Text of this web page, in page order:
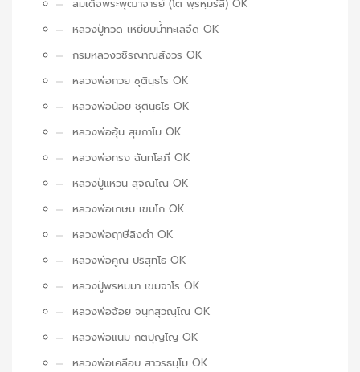
สมเด็จพระพุฒาจารย์ (โต พฺรหฺมรํสี) OK
หลวงปู่ทวด เหยียบน้ำทะเลจืด OK
กรมหลวงวชิรญาณสังวร OK
หลวงพ่อกวย ชุตินฺธโร OK
หลวงพ่อน้อย ชุตินฺธโร OK
หลวงพ่ออุ้น สุขกาโม OK
หลวงพ่อทรง ฉันทโสภี OK
หลวงปู่แหวน สุจิณฺโณ OK
หลวงพ่อเกษม เขมโก OK
หลวงพ่อฤาษีลิงดำ OK
หลวงพ่อคูณ ปริสุทฺโธ OK
หลวงปู่พรหมมา เขมจาโร OK
หลวงพ่อจ้อย จนฺทสุวณฺโณ OK
หลวงพ่อแนม กตปุญโญ OK
หลวงพ่อเคลือบ สาวรธมฺโม OK